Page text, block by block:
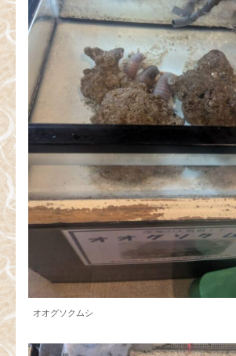
オオグソクムシ